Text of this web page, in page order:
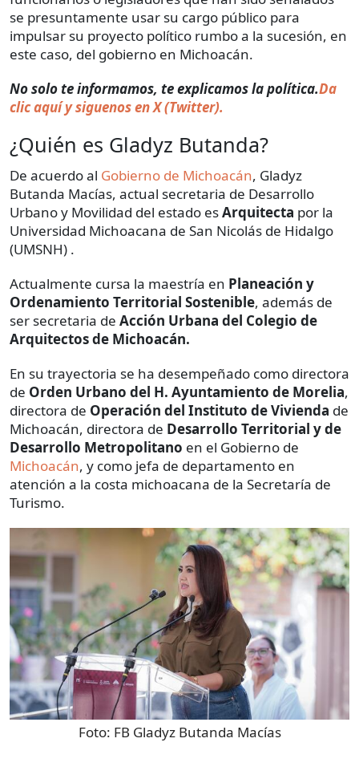
se presuntamente usar su cargo público para
impulsar su proyecto político rumbo a la sucesión, en
este caso, del gobierno en Michoacán.
No solo te informamos, te explicamos la política.Da
clic aquí y siguenos en X (Twitter).
¿Quién es Gladyz Butanda?
De acuerdo al Gobierno de Michoacán, Gladyz
Butanda Macías, actual secretaria de Desarrollo
Urbano y Movilidad del estado esArquitecta por la
Universidad Michoacana de San Nicolás de Hidalgo
(UMSNH) .
Actualmente cursa la maestría en Planeación y
Ordenamiento Territorial Sostenible, además de
ser secretaria de Acción Urbana del Colegio de
Arquitectos de Michoacán.
En su trayectoria se ha desempeñado como directora
de Orden Urbano del H. Ayuntamiento de Morelia,
directora de Operación del Instituto de Vivienda de
Michoacán, directora de Desarrollo Territorial y de
Desarrollo Metropolitano en el Gobierno de
Michoacán, y como jefa de departamento en
atención a la costa michoacana de la Secretaría de
Turismo.
Foto: FB Gladyz Butanda Macías